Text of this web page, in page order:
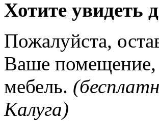
Хотите увидеть
Пожалуйста,
Ваше помещение,
мебель.
Калуга)